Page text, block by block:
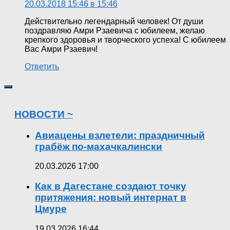
20.03.2018 15:46 в 15:46
Действительно легендарный человек! От души
поздравляю Амри Рзаевича с юбилеем, желаю
крепкого здоровья и творческого успеха! С юбилеем
Вас Амри Рзаевич!
Ответить
НОВОСТИ ~
Авиацены взлетели: праздничный
грабёж по-махачкалински
20.03.2026 17:00
Как в Дагестане создают точку
притяжения: новый интернат в
Цмуре